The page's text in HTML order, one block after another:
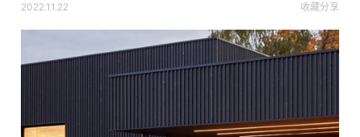
2022.11.22 收藏分享